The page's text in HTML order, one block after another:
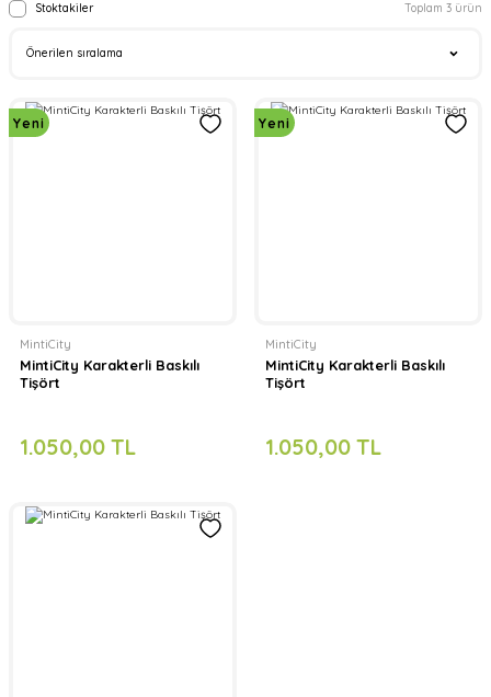
Stoktakiler Toplam 3 ürün
Yeni
MintiCity
MintiCity Karakterli Baskılı
Tişört
1.050,00 TL
Yeni
MintiCity
MintiCity Karakterli Baskılı
Tişört
1.050,00 TL